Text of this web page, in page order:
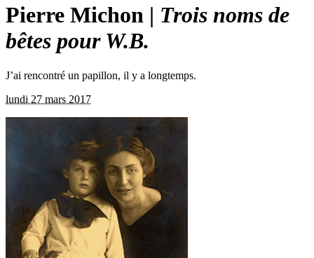
Pierre Michon | Trois noms de
bêtes pour W.B.
J’ai rencontré un papillon, il y a longtemps.
lundi 27 mars 2017